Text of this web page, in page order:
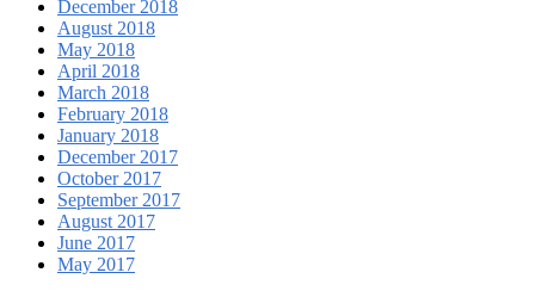
December 2018
August 2018
May 2018
April 2018
March 2018
February 2018
January 2018
December 2017
October 2017
September 2017
August 2017
June 2017
May 2017